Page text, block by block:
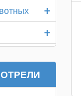
+
+